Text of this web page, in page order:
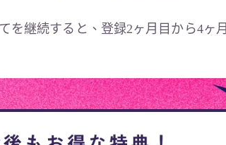
を継続すると、登録2ヶ月目から4ヶ